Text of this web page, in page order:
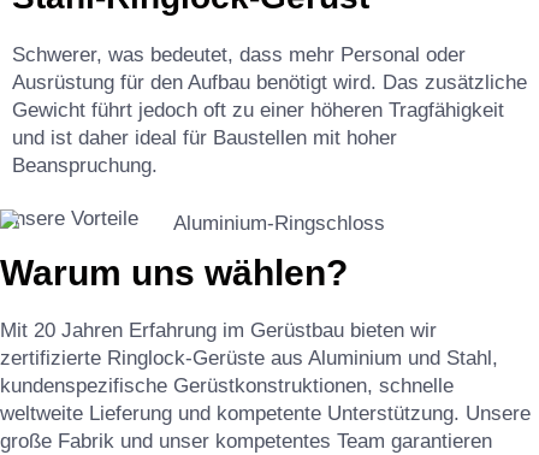
Schwerer, was bedeutet, dass mehr Personal oder
Ausrüstung für den Aufbau benötigt wird. Das zusätzliche
Gewicht führt jedoch oft zu einer höheren Tragfähigkeit
und ist daher ideal für Baustellen mit hoher
Beanspruchung.
Unsere Vorteile
Warum uns wählen?
Mit 20 Jahren Erfahrung im Gerüstbau bieten wir
zertifizierte Ringlock-Gerüste aus Aluminium und Stahl,
kundenspezifische Gerüstkonstruktionen, schnelle
weltweite Lieferung und kompetente Unterstützung. Unsere
große Fabrik und unser kompetentes Team garantieren